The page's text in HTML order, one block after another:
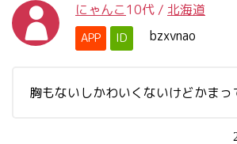
にゃんこ10代 / 北海道
APP ID bzxvnao
胸もないしかわいくないけどかまっ